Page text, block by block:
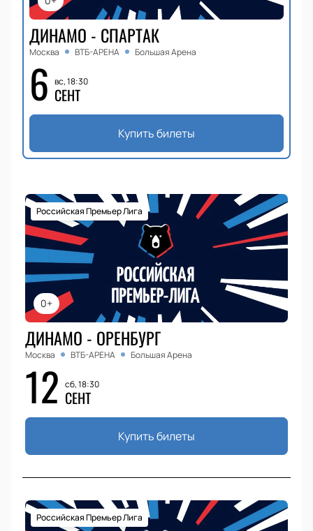
ДИНАМО - СПАРТАК
Москва ВТБ-АРЕНА Большая Арена
6 вс, 18:30
СЕНТ
Купить билеты
0+
Российская Премьер Лига
ДИНАМО - ОРЕНБУРГ
Москва ВТБ-АРЕНА Большая Арена
12 сб, 18:30
СЕНТ
Купить билеты
Российская Премьер Лига